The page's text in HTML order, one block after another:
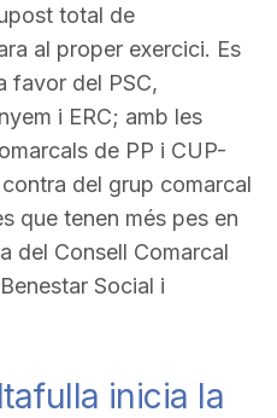
total de
al proper exercici. Es
favor del PSC,
i ERC; amb les
de PP i CUP-
del grup comarcal
que tenen més pes en
del Consell Comarcal
Social i
inicia la